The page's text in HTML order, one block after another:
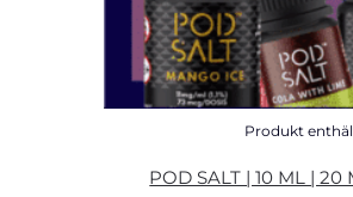
Produkt
POD SALT | 10 ML | 20